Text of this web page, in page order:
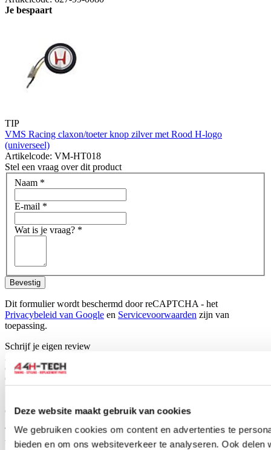
Deze website maakt gebruik van cookies
We gebruiken cookies om content en advertenties te
bieden en om ons websiteverkeer te analyseren. Ook
Je bespaart
TIP
VMS Racing claxon/toeter knop zilver met Rood H-logo
(universeel)
Artikelcode: VM-HT018
Stel een vraag over dit product
Naam *
E-mail *
Wat is je vraag? *
Bevestig
Dit formulier wordt beschermd door reCAPTCHA - het
Privacybeleid van Google en Servicevoorwaarden zijn van
toepassing.
Schrijf je eigen review
ofmaak een account aan
Omschrijving
car.
The car mats are specifically tailored for your car type and therefore
will fit perfectly. H-Gear car mats are made of durable black fabric